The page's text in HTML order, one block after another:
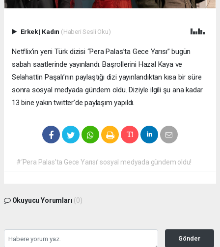
Erkek| Kadın (Haberi Sesli Oku)
Netflix’in yeni Türk dizisi “Pera Palas’ta Gece Yarısı” bugün
sabah saatlerinde yayınlandı. Başrollerini Hazal Kaya ve
Selahattin Paşalı’nın paylaştığı dizi yayınlandıktan kısa bir süre
sonra sosyal medyada gündem oldu. Diziyle ilgili şu ana kadar
13 bine yakın twitter’de paylaşım yapıldı.
#‘Pera Palas’ta Gece Yarısı’ sosyal medyada gündem oldu!
Okuyucu Yorumları (0)
Gönder